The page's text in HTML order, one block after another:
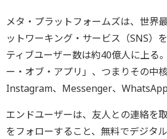
メタ・プラットフォームズは、世界
ットワーキング・サービス（SNS）
ティブユーザー数は約40億人に上る
ー・オブ・アプリ」、つまりその中
Instagram、Messenger、WhatsApp
エンドユーザーは、友人との連絡を
をフォローすること、無料でデジタ